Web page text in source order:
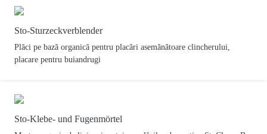
Sto-Sturzeckverblender
Plăci pe bază organică pentru placări asemănătoare clincherului,
placare pentru buiandrugi
Sto-Klebe- und Fugenmörtel